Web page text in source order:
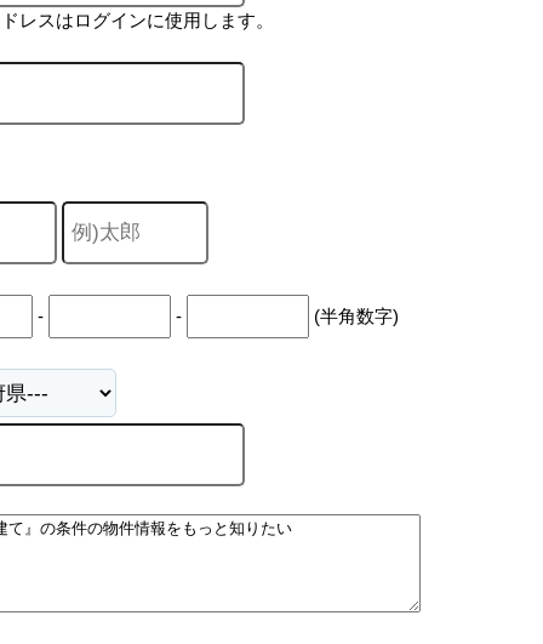
レスはログインに使用します。
- - (半角数字)